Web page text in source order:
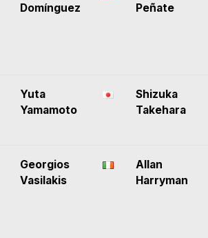
Domínguez
Peñate
Yuta
Yamamoto
Shizuka
Takehara
Georgios
Vasilakis
Allan
Harryman